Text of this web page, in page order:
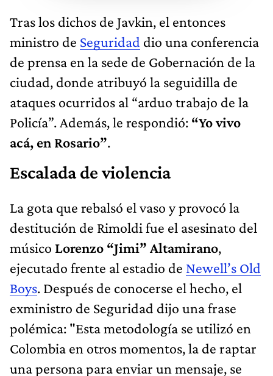
Tras los dichos de Javkin, el entonces
ministro de Seguridad dio una conferencia
de prensa en la sede de Gobernación de la
ciudad, donde atribuyó la seguidilla de
ataques ocurridos al “arduo trabajo de la
Policía”. Además, le respondió: “Yo vivo
acá, en Rosario”.
Escalada de violencia
La gota que rebalsó el vaso y provocó la
destitución de Rimoldi fue el asesinato del
músico Lorenzo “Jimi” Altamirano,
ejecutado frente al estadio de Newell’s Old
Boys. Después de conocerse el hecho, el
exministro de Seguridad dijo una frase
polémica: "Esta metodología se utilizó en
Colombia en otros momentos, la de raptar
una persona para enviar un mensaje, se